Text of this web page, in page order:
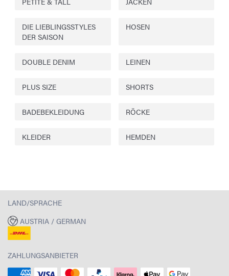
DIE LIEBLINGSSTYLES
DER SAISON
HOSEN
DOUBLE DENIM LEINEN
PLUS SIZE SHORTS
BADEBEKLEIDUNG RÖCKE
KLEIDER HEMDEN
LAND/SPRACHE
AUSTRIA / GERMAN
ZAHLUNGSANBIETER